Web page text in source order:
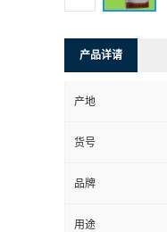
产品详请
产地
货号
品牌
用途